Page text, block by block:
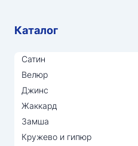
Каталог
Сатин
Велюр
Джинс
Жаккард
Замша
Кружево и гипюр